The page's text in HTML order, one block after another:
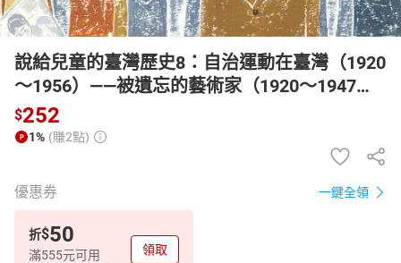
說給兒童的臺灣歷史8：自治運動在臺灣（1920
〜1956）——被遺忘的藝術家（1920〜1947）
【有聲書】
$252
1% (賺2點)
優惠券 一鍵全領
折$50
滿555元可用 領取